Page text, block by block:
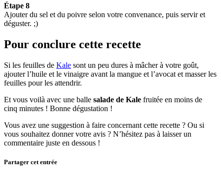
Étape 8
Ajouter du sel et du poivre selon votre convenance, puis servir et
déguster. ;)
Pour conclure cette recette
Si les feuilles de Kale sont un peu dures à mâcher à votre goût,
ajouter l’huile et le vinaigre avant la mangue et l’avocat et masser les
feuilles pour les attendrir.
Et vous voilà avec une balle salade de Kale fruitée en moins de
cinq minutes ! Bonne dégustation !
Vous avez une suggestion à faire concernant cette recette ? Ou si
vous souhaitez donner votre avis ? N’hésitez pas à laisser un
commentaire juste en dessous !
Partager cet entrée